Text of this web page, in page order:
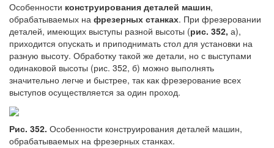
Особенности конструирования деталей машин,
обрабатываемых на фрезерных станках. При фрезеровании
деталей, имеющих выступы разной высоты (рис. 352, а),
приходится опускать и приподнимать стол для установки на
разную высоту. Обработку такой же детали, но с выступами
одинаковой высоты (рис. 352, б) можно выполнять
значительно легче и быстрее, так как фрезерование всех
выступов осуществляется за один проход.
Рис. 352. Особенности конструирования деталей машин,
обрабатываемых на фрезерных станках.